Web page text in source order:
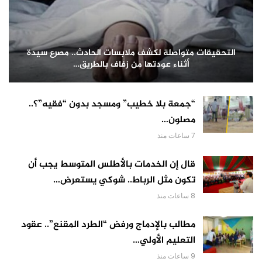
التحقيقات متواصلة لكشف ملابسات الحادث.. مصرع سيدة
أثناء عودتها من زفاف بالطريق…
“جمعة بلا خطيب” ومسجد بدون “فقيه”؟..
مصلون…
7 ساعات منذ
قال إن الخدمات بالأطلس المتوسط يجب أن
تكون مثل الرباط.. شوكي يستعرض…
8 ساعات منذ
مطالب بالإدماج ورفض “الطرد المقنع”.. عقود
التعليم الأولي…
9 ساعات منذ